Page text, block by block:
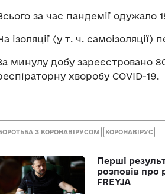
за час пандемії одужало
ізоляції (у т. ч. самоізоляції)
минулу добу зареєстровано
хворобу COVID-19.
З КОРОНАВІРУСОМ КОРОНАВІРУС
Перші
розповів про
FREYJA